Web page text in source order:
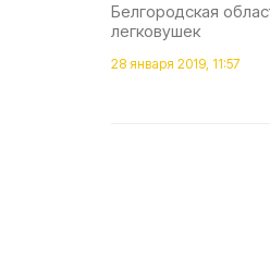
Белгородская
легковушек
28 января 2019, 11:57